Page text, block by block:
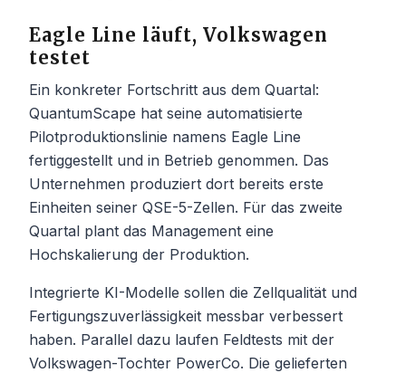
Eagle Line läuft, Volkswagen
testet
Ein konkreter Fortschritt aus dem Quartal:
QuantumScape hat seine automatisierte
Pilotproduktionslinie namens Eagle Line
fertiggestellt und in Betrieb genommen. Das
Unternehmen produziert dort bereits erste
Einheiten seiner QSE-5-Zellen. Für das zweite
Quartal plant das Management eine
Hochskalierung der Produktion.
Integrierte KI-Modelle sollen die Zellqualität und
Fertigungszuverlässigkeit messbar verbessert
haben. Parallel dazu laufen Feldtests mit der
Volkswagen-Tochter PowerCo. Die gelieferten